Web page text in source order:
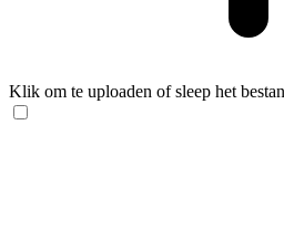
Klik om te uploaden of sleep het